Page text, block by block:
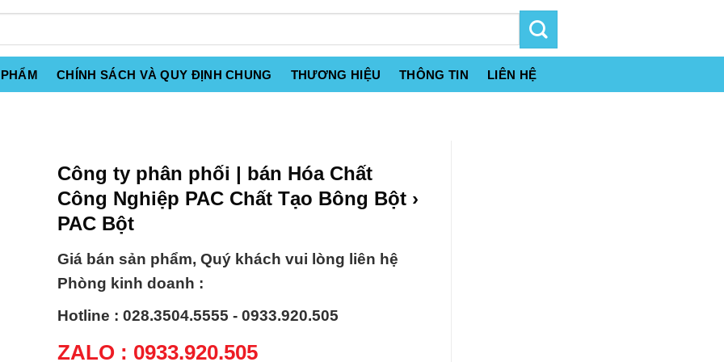
CHÍNH SÁCH VÀ QUY ĐỊNH CHUNG THƯƠNG HIỆU THÔNG TIN LIÊN HỆ
Công ty phân phối | bán Hóa Chất
Công Nghiệp PAC Chất Tạo Bông Bột ›
PAC Bột
Giá bán sản phẩm, Quý khách vui lòng liên hệ
Phòng kinh doanh :
Hotline : 028.3504.5555 - 0933.920.505
ZALO : 0933.920.505